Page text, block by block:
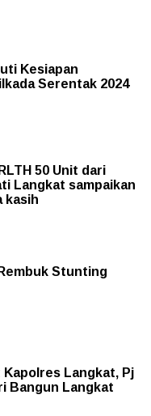
Kesiapan
Serentak 2024
50 Unit dari
Langkat sampaikan
kasih
Stunting
Kapolres Langkat, Pj
Bangun Langkat